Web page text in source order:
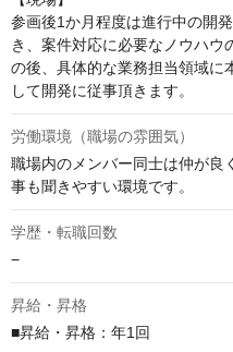
参画後1か月程度は進行中の開
き、案件対応に必要なノウハウ
の後、具体的な業務担当領域に
して開発に従事頂きます。
労働環境（職場の雰囲気）
職場内のメンバー同士は仲が良
事も聞きやすい環境です。
学歴・転職回数
−
昇給・昇格
■昇給・昇格：年1回